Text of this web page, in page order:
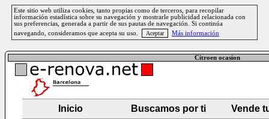
Este sitio web utiliza cookies, tanto propias como de terceros, para recopilar
información estadística sobre su navegación y mostrarle publicidad relacionada con
sus preferencias, generada a partir de sus pautas de navegación. Si continúa
navegando, consideramos que acepta su uso.
Más información
Citroen ocasion
Inicio Buscamos por ti Vende